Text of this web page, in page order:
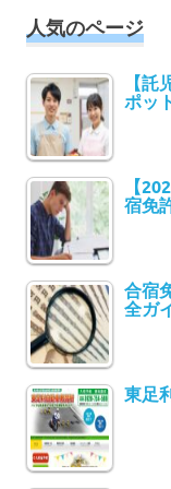
人気のページ
【
ポッ
【
宿免
合宿
全ガ
東足